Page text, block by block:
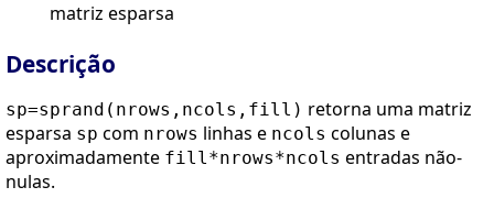
matriz esparsa
Descrição
sp=sprand(nrows,ncols,fill) retorna uma matriz
esparsa sp com nrows linhas e ncols colunas e
aproximadamente fill*nrows*ncols entradas não-
nulas.